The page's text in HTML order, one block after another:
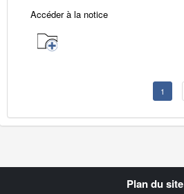
Accéder à la notice
1
Plan du site